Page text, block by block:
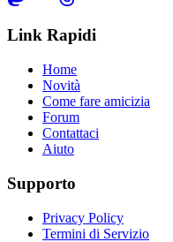
Link Rapidi
Home
Novità
Come fare amicizia
Forum
Contattaci
Aiuto
Supporto
Privacy Policy
Termini di Servizio